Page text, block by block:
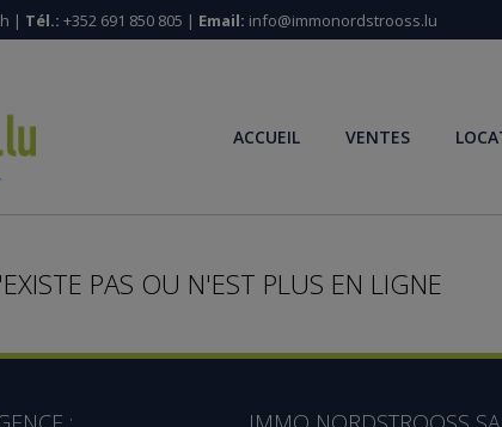
| Tél.: +352 691 850 805 | Email: info@immonordstrooss.lu
ACCUEIL VENTES
PAS OU N'EST PLUS EN LIGNE